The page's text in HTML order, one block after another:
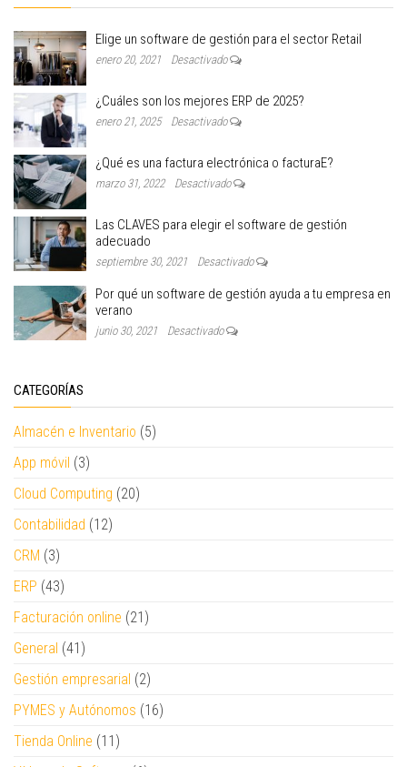
Elige un software de gestión para el sector Retail
enero 20, 2021 Desactivado
¿Cuáles son los mejores ERP de 2025?
enero 21, 2025 Desactivado
¿Qué es una factura electrónica o facturaE?
marzo 31, 2022 Desactivado
Las CLAVES para elegir el software de gestión
adecuado
septiembre 30, 2021 Desactivado
Por qué un software de gestión ayuda a tu empresa en
verano
junio 30, 2021 Desactivado
CATEGORÍAS
Almacén e Inventario (5)
App móvil (3)
Cloud Computing (20)
Contabilidad (12)
CRM (3)
ERP (43)
Facturación online (21)
General (41)
Gestión empresarial (2)
PYMES y Autónomos (16)
Tienda Online (11)